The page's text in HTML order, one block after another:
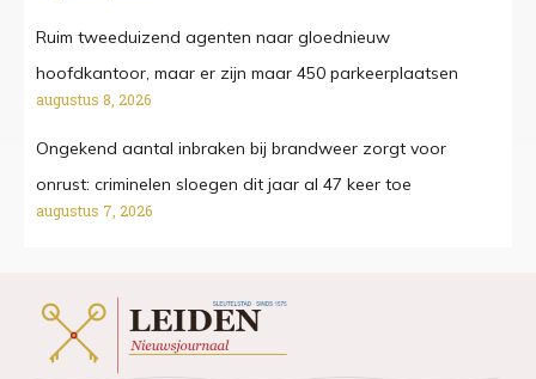
Ruim tweeduizend agenten naar gloednieuw
hoofdkantoor, maar er zijn maar 450 parkeerplaatsen
augustus 8, 2026
Ongekend aantal inbraken bij brandweer zorgt voor
onrust: criminelen sloegen dit jaar al 47 keer toe
augustus 7, 2026